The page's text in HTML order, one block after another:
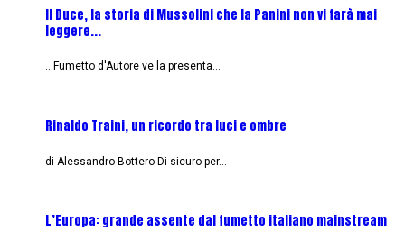
Il Duce, la storia di Mussolini che la Panini non vi farà mai
leggere...
...Fumetto d'Autore ve la presenta…
Rinaldo Traini, un ricordo tra luci e ombre
di Alessandro Bottero Di sicuro per…
L’Europa: grande assente dal fumetto italiano mainstream